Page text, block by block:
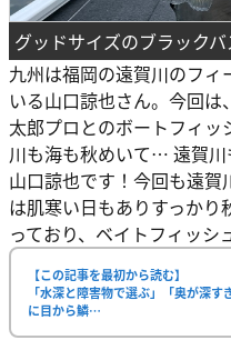
グッドサイズのブラック
九州は福岡の遠賀川のフ
いる山口諒也さん。今回
太郎プロとのボートフィ
川も海も秋めいて… 遠賀川
山口諒也です！今回も遠賀
は肌寒い日もありすっか
っており、ベイトフィッ
【この記事を最初から読む】
「水深と障害物で選ぶ」「奥が深
に目から鱗…